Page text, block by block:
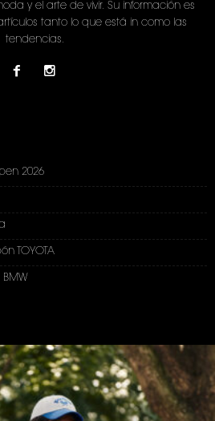
y el arte de vivir. Su información es
tanto lo que está in como las
tendencias.
2026
TOYOTA